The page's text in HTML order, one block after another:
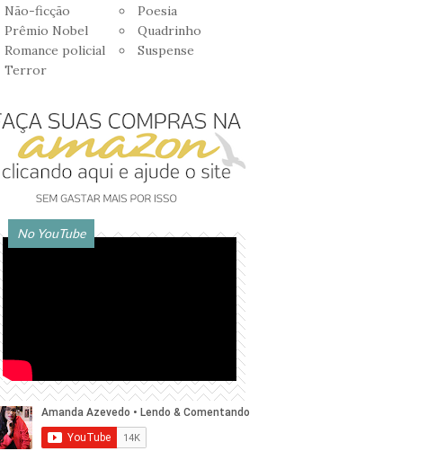
Não-ficção
Poesia
Prêmio Nobel
Quadrinho
Romance policial
Suspense
Terror
No YouTube